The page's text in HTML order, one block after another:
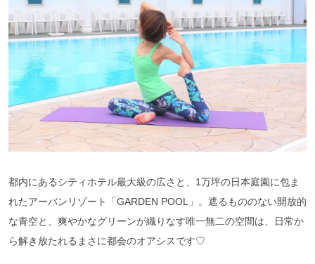
都内にあるシティホテル最大級の広さと、1万坪の日本庭園に包ま
れたアーバンリゾート「GARDEN POOL」。遮るもののない開放的
な青空と、爽やかなグリーンが織りなす唯一無二の空間は、日常か
ら解き放たれるまさに都会のオアシスです♡